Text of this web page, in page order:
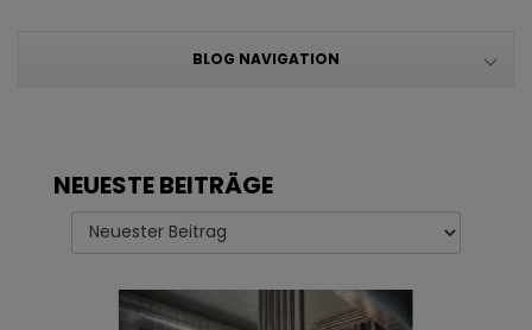
BLOG NAVIGATION
NEUESTE BEITRÄGE